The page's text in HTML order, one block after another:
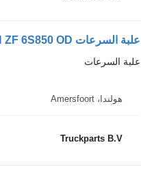
علبة السرعات MAN ZF 6S850 OD لـ الشاحنات
علبة السرعات
هولندا، Amersfoort
Truckparts B.V